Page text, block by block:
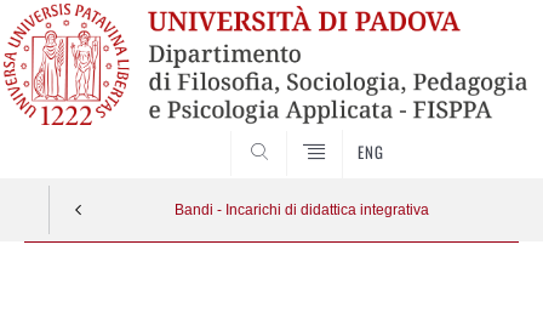
ENG
Bandi - Incarichi di didattica integrativa